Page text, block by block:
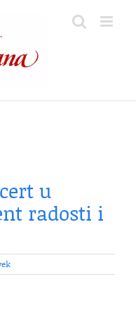
u
radosti i